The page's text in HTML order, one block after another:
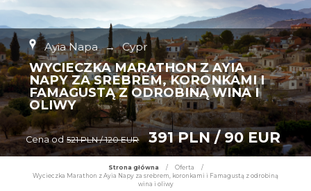
Ayia Napa → Cypr
WYCIECZKA MARATHON Z AYIA
NAPY ZA SREBREM, KORONKAMI I
FAMAGUSTĄ Z ODROBINĄ WINA I
OLIWY
Cena od 521 PLN / 120 EUR 391 PLN / 90 EUR
Strona główna / Oferta
/
Wycieczka Marathon z Ayia Napy za srebrem, koronkami i Famagustą z odrobiną
wina i oliwy